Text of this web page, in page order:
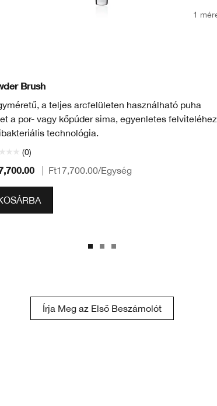
1
Brush
a teljes arcfelületen használható puha
a por- vagy kőpúder sima, egyenletes
technológia.
(0)
Ft17,700.00/Egység
Írja Meg az Első Beszámolót